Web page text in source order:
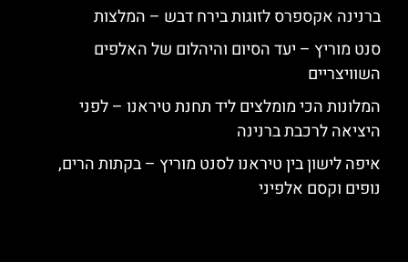
ברנינה אקספרס לזוגות בירח דבש – המלצות
סנט מוריץ – יעד הסיום והיהלום של האלפים
השוויצריים
המלונות הכי מומלצים ליד תחנת טיראנו – לפני
היציאה לרכבת ברנינה
איפה לישון בין טיראנו לסנט מוריץ – בקתות הרים,
נופים וקסם אלפיני